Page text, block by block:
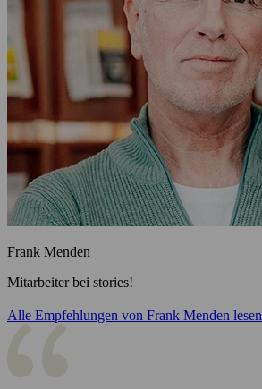
Frank Menden
Mitarbeiter bei stories!
Alle Empfehlungen von Frank Menden lesen